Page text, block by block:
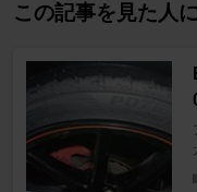
この記事を見た人